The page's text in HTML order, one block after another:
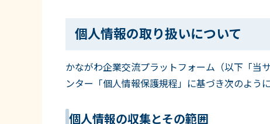
個人情報の取り扱いについて
かながわ企業交流プラットフォーム（以下「当
ンター「個人情報保護規程」に基づき次のよう
個人情報の収集とその範囲